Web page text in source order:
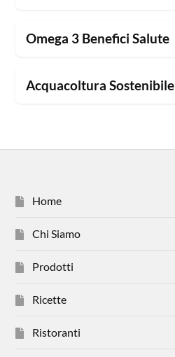
Omega 3 Benefici Salute
Acquacoltura Sostenibile
Home
Chi Siamo
Prodotti
Ricette
Ristoranti